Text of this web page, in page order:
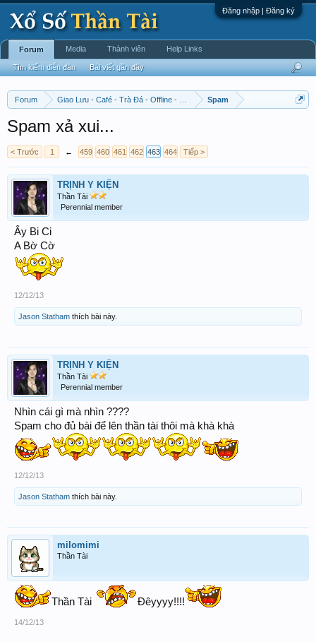
Đăng nhập | Đăng ký
Forum Giao Lưu - Café - Trà Đá - Offline - Tỉnh Tò Hihi!
Spam
Spam xả xui...
< Trước 1 ← 459 460 461 462 463 464 Tiếp >
TRỊNH Y KIỆN
Thần Tài
Perennial member
Ây Bi Ci
A Bờ Cờ
12/12/13
Jason Statham thích bài này.
TRỊNH Y KIỆN
Thần Tài
Perennial member
Nhìn cái gì mà nhìn ????
Spam cho đủ bài để lên thần tài thôi mà khà khà
12/12/13
Jason Statham thích bài này.
milomimi
Thần Tài
Thần Tài Đêyyyy!!!!
14/12/13
Forum
Tìm kiếm diễn đàn Bài viết gần đây
Media Thành viên Help Links